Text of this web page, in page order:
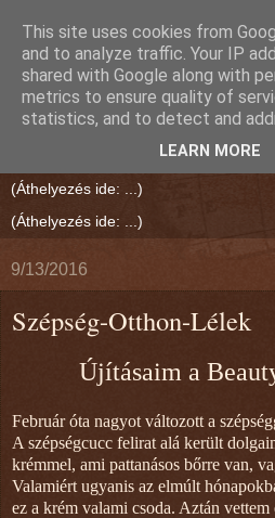
Rien Reed Világa
"Jó írás olvasása közben megáll
9/13/2016
Szépség-Otthon-Lélek
Újításaim a
Február óta nagyot változott a
A szépségcucc felirat alá került
krémmel, ami pattanásos bőrre van,
Valamiért ugyanis az elmúlt
ez a krém valami csoda. Aztán
This site uses cookies from
and to analyze traffic. Your IP
shared with Google along with
metrics to ensure quality of
statistics, and to detect and
LEARN MORE